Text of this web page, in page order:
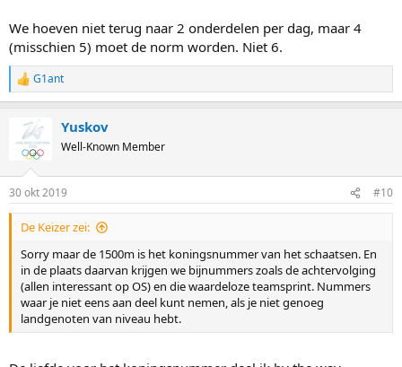
We hoeven niet terug naar 2 onderdelen per dag, maar 4
(misschien 5) moet de norm worden. Niet 6.
R
e
t
s
:
G1ant
Yuskov
Well-Known Member
30 okt 2019 #10
De Keizer zei:
Sorry maar de 1500m is het koningsnummer van het schaatsen. En
in de plaats daarvan krijgen we bijnummers zoals de achtervolging
(allen interessant op OS) en die waardeloze teamsprint. Nummers
waar je niet eens aan deel kunt nemen, als je niet genoeg
landgenoten van niveau hebt.